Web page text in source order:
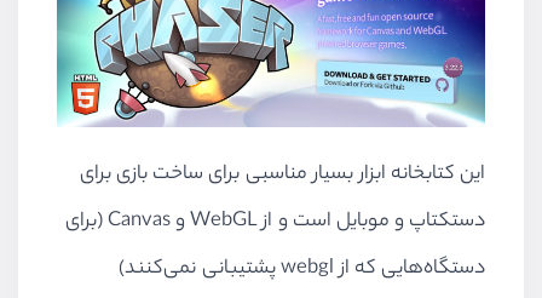
این کتابخانه ابزار بسیار مناسبی برای ساخت بازی برای
دستکتاپ و موبایل است و از WebGL و Canvas (برای
دستگاه‌هایی که از webgl پشتیبانی نمی‌کنند)